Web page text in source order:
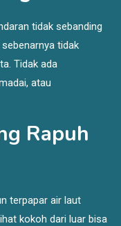
tidak sebanding
tidak
Tidak ada
atau
Rapuh
terpapar air laut
kokoh dari luar bisa